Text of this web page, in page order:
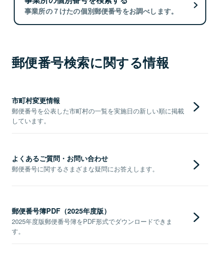
事業所の７けたの個別郵便番号をお調べします。
郵便番号検索に関する情報
市町村変更情報
郵便番号を公表した市町村の一覧を実施日の新しい順に掲載
しています。
よくあるご質問・お問い合わせ
郵便番号に関するさまざまな疑問にお答えします。
郵便番号簿PDF（2025年度版）
2025年度版郵便番号簿をPDF形式でダウンロードできま
す。